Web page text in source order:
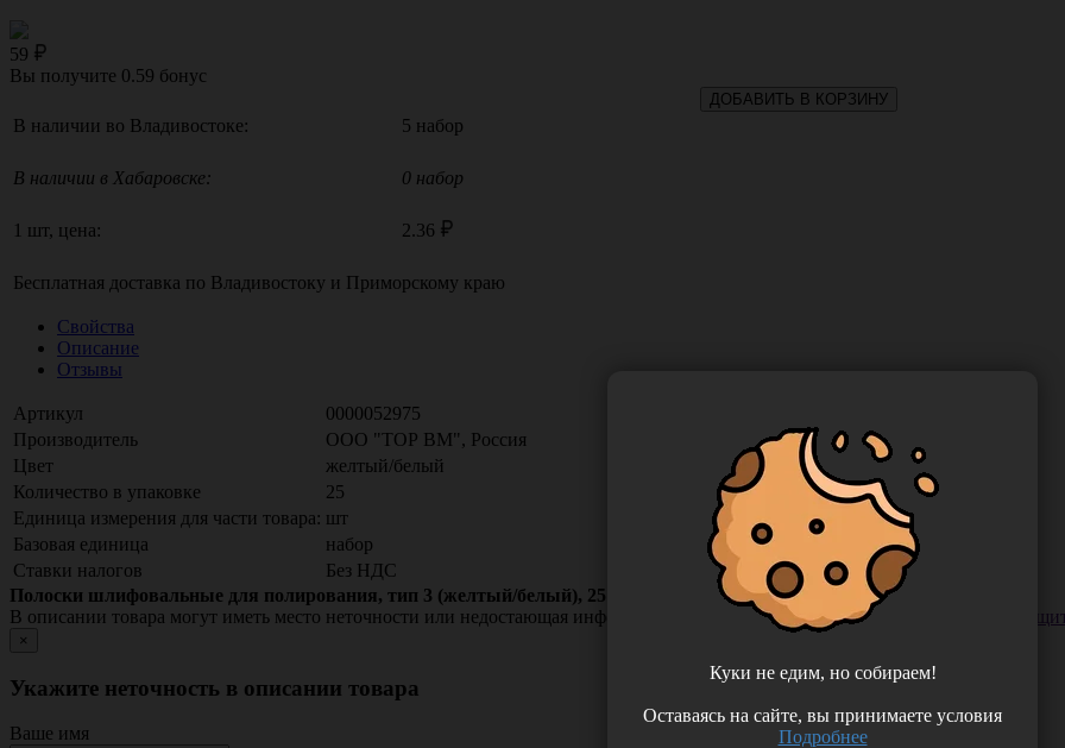
59
Вы получите 0.59 бонус
ДОБАВИТЬ В КОРЗИНУ
В наличии во Владивостоке: 5 набор
В наличии в Хабаровске: 0 набор
1 шт, цена: 2.36
Бесплатная доставка по Владивостоку и Приморскому краю
Свойства
Описание
Отзывы
Артикул
0000052975
Производитель
ООО "ТОР ВМ", Россия
Цвет
желтый/белый
Количество в упаковке
25
Единица измерения для части товара: шт
Базовая единица
набор
Ставки налогов
Без НДС
Полоски шлифовальные для полирования, тип 3 (желтый/белый), 25 шт/набор, Россия (ООО "ТОР ВМ") 1.052
В описании товара могут иметь место неточности или недостающая информация. Если вы заметили такую проблему —
×
Укажите неточность в описании товара
Ваше имя
Куки не едим, но собираем!
Оставаясь на сайте, вы принимаете условия
Подробнее